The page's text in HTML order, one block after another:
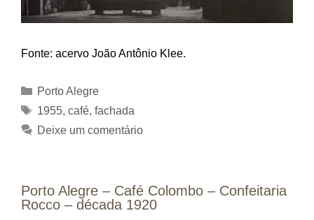
Fonte: acervo João Antônio Klee.
Categorias
Porto Alegre
Tags
1955, café, fachada
Deixe um comentário
Porto Alegre – Café Colombo – Confeitaria
Rocco – década 1920